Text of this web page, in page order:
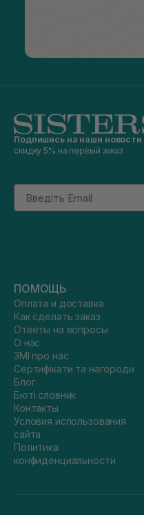
Подпишись на наши новости
скидку 5% на первый заказ
Email
ПОМОЩЬ
Оплата и доставка
Как сделать заказ
Ответы на вопросы
О нас
ЗМІ про нас
Сертифікати та нагороди
Блог
Бюті словник
Контакты
Условия использования
сайта
Политика
конфиденциальности